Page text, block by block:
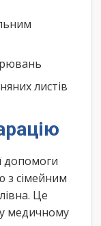
листів
допомоги
з сімейним
Це
медичному